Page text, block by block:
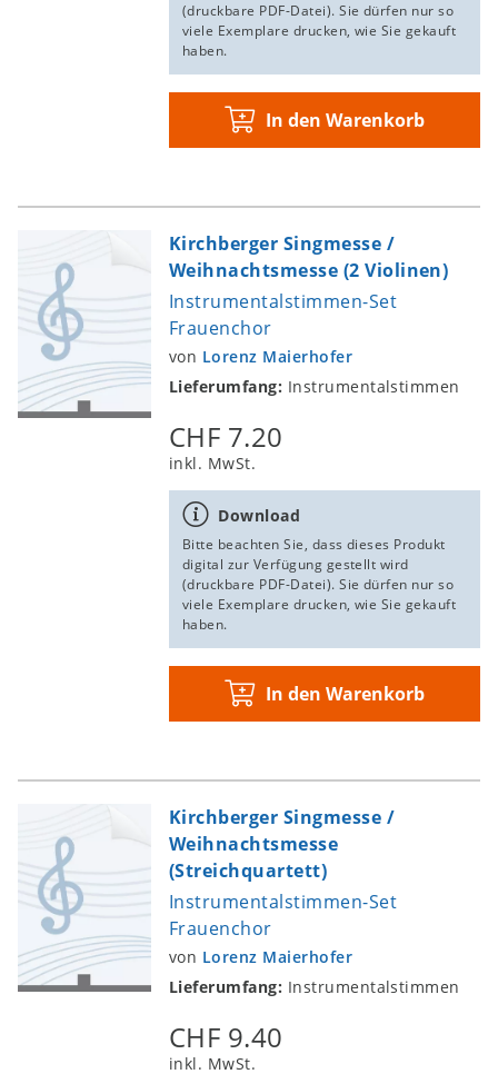
(druckbare PDF-Datei). Sie dürfen nur so
viele Exemplare drucken, wie Sie gekauft
haben.
In den Warenkorb
Kirchberger Singmesse /
Weihnachtsmesse (2 Violinen)
Instrumentalstimmen-Set
Frauenchor
von Lorenz Maierhofer
Lieferumfang: Instrumentalstimmen
CHF 7.20
inkl. MwSt.
Download
Bitte beachten Sie, dass dieses Produkt
digital zur Verfügung gestellt wird
(druckbare PDF-Datei). Sie dürfen nur so
viele Exemplare drucken, wie Sie gekauft
haben.
In den Warenkorb
Kirchberger Singmesse /
Weihnachtsmesse
(Streichquartett)
Instrumentalstimmen-Set
Frauenchor
von Lorenz Maierhofer
Lieferumfang: Instrumentalstimmen
CHF 9.40
inkl. MwSt.